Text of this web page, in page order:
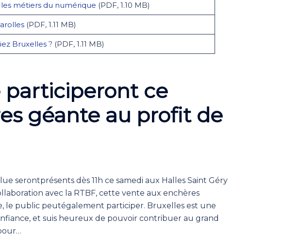
métiers du numérique (PDF, 1.10 MB)
(PDF, 1.11 MB)
Bruxelles ? (PDF, 1.11 MB)
participeront ce
géante au profit de
serontprésents dès 11h ce samedi aux Halles Saint Géry
avec la RTBF, cette vente aux enchères
le public peutégalement participer. Bruxelles est une
et suis heureux de pouvoir contribuer au grand